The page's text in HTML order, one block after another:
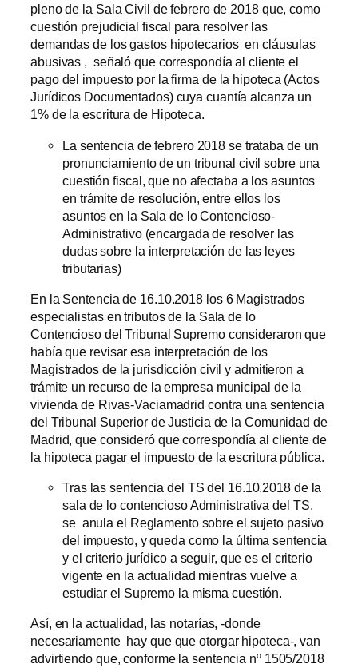
pleno de la Sala Civil de febrero de 2018 que, como
cuestión prejudicial fiscal para resolver las
demandas de los gastos hipotecarios en cláusulas
abusivas , señaló que correspondía al cliente el
pago del impuesto por la firma de la hipoteca (Actos
Jurídicos Documentados) cuya cuantía alcanza un
1% de la escritura de Hipoteca.
La sentencia de febrero 2018 se trataba de un
pronunciamiento de un tribunal civil sobre una
cuestión fiscal, que no afectaba a los asuntos
en trámite de resolución, entre ellos los
asuntos en la Sala de lo Contencioso-
Administrativo (encargada de resolver las
dudas sobre la interpretación de las leyes
tributarias)
En la Sentencia de 16.10.2018 los 6 Magistrados
especialistas en tributos de la Sala de lo
Contencioso del Tribunal Supremo consideraron que
había que revisar esa interpretación de los
Magistrados de la jurisdicción civil y admitieron a
trámite un recurso de la empresa municipal de la
vivienda de Rivas-Vaciamadrid contra una sentencia
del Tribunal Superior de Justicia de la Comunidad de
Madrid, que consideró que correspondía al cliente de
la hipoteca pagar el impuesto de la escritura pública.
Tras las sentencia del TS del 16.10.2018 de la
sala de lo contencioso Administrativa del TS,
se anula el Reglamento sobre el sujeto pasivo
del impuesto, y queda como la última sentencia
y el criterio jurídico a seguir, que es el criterio
vigente en la actualidad mientras vuelve a
estudiar el Supremo la misma cuestión.
Así, en la actualidad, las notarías, -donde
necesariamente hay que que otorgar hipoteca-, van
advirtiendo que, conforme la sentencia nº 1505/2018